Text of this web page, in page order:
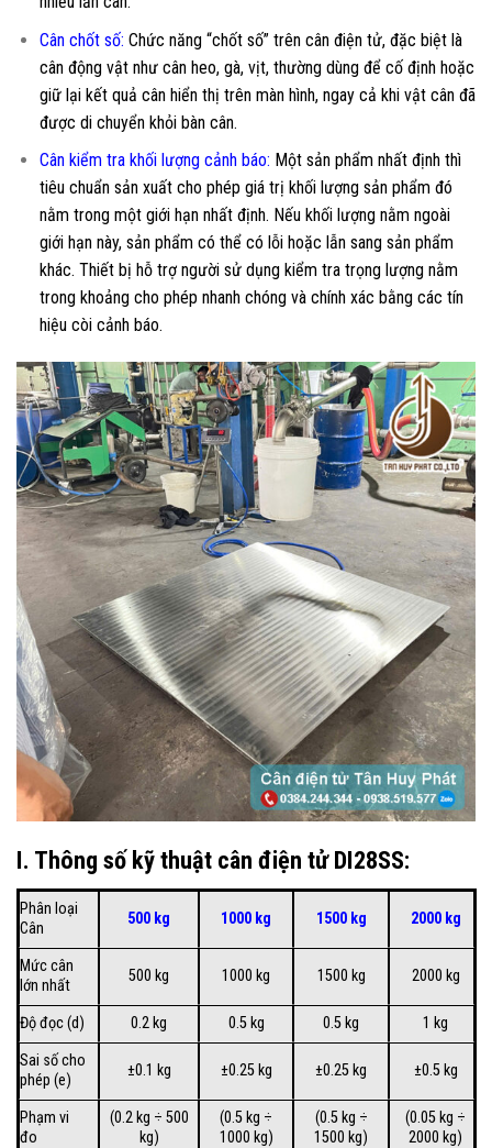
Cân chốt số: Chức năng “chốt số” trên cân điện tử, đặc biệt là
cân động vật như cân heo, gà, vịt, thường dùng để cố định hoặc
giữ lại kết quả cân hiển thị trên màn hình, ngay cả khi vật cân đã
được di chuyển khỏi bàn cân.
Cân kiểm tra khối lượng cảnh báo: Một sản phẩm nhất định thì
tiêu chuẩn sản xuất cho phép giá trị khối lượng sản phẩm đó
nằm trong một giới hạn nhất định. Nếu khối lượng nằm ngoài
giới hạn này, sản phẩm có thể có lỗi hoặc lẫn sang sản phẩm
khác. Thiết bị hỗ trợ người sử dụng kiểm tra trọng lượng nằm
trong khoảng cho phép nhanh chóng và chính xác bằng các tín
hiệu còi cảnh báo.
I. Thông số kỹ thuật cân điện tử DI28SS:
Phân loại
Cân
500 kg 1000 kg 1500 kg 2000 kg
Mức cân
lớn nhất
500 kg 1000 kg 1500 kg 2000 kg
Độ đọc (d) 0.2 kg 0.5 kg 0.5 kg
1 kg
Sai số cho
phép (e)
±0.1 kg ±0.25 kg ±0.25 kg ±0.5 kg
Phạm vi
đo
(0.2 kg ÷ 500
kg)
(0.5 kg ÷
1000 kg)
(0.5 kg ÷
1500 kg)
(0.05 kg ÷
2000 kg)